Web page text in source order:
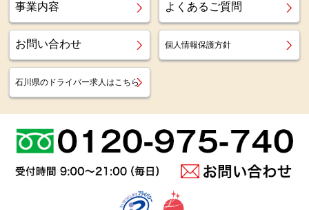
事業内容 よくあるご質問
お問い合わせ 個人情報保護方針
石川県のドライバー求人はこちら